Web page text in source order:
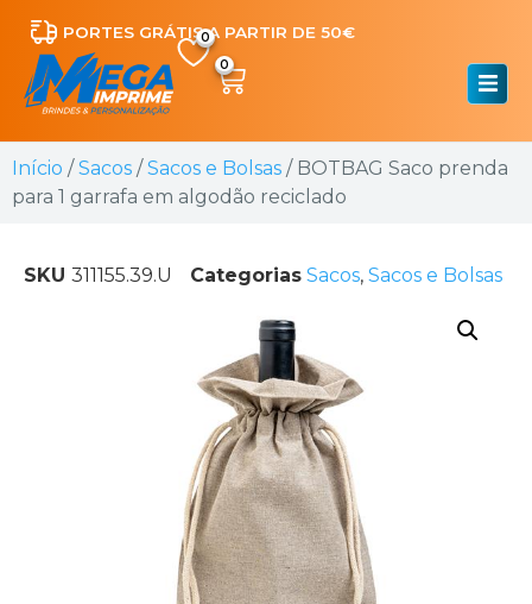
PORTES GRÁTIS A PARTIR DE 50€
0
Início /Sacos /Sacos e Bolsas / BOTBAG Saco prenda
para 1 garrafa em algodão reciclado
SKU 311155.39.U Categorias Sacos, Sacos e Bolsas